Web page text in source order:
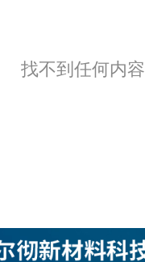
找不到任何内容